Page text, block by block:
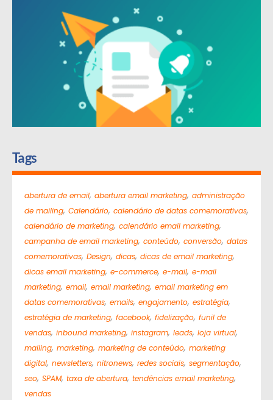
Tags
abertura de email, abertura email marketing, administração
de mailing, Calendário, calendário de datas comemorativas,
calendário de marketing, calendário email marketing,
campanha de email marketing, conteúdo, conversão, datas
comemorativas, Design, dicas, dicas de email marketing,
dicas email marketing, e-commerce, e-mail, e-mail
marketing, email, email marketing, email marketing em
datas comemorativas, emails, engajamento, estratégia,
estratégia de marketing, facebook, fidelização, funil de
vendas, inbound marketing, instagram, leads, loja virtual,
mailing, marketing, marketing de conteúdo, marketing
digital, newsletters, nitronews, redes sociais, segmentação,
seo, SPAM, taxa de abertura, tendências email marketing,
vendas